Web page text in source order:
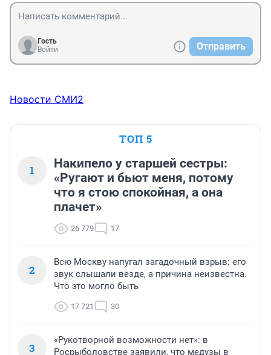
Гость
Войти
Отправить
Новости СМИ2
ТОП 5
1
Накипело у старшей сестры:
«Ругают и бьют меня, потому
что я стою спокойная, а она
плачет»
26 779 17
2
Всю Москву напугал загадочный взрыв: его
звук слышали везде, а причина неизвестна.
Что это могло быть
17 721 30
3
«Рукотворной возможности нет»: в
Росрыболовстве заявили, что медузы в